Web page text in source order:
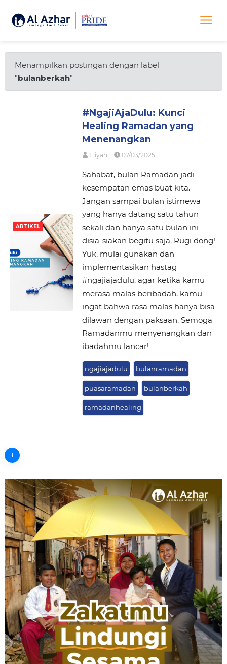
Menampilkan postingan dengan label
"bulanberkah"
ARTIKEL
#NgajiAjaDulu: Kunci
Healing Ramadan yang
Menenangkan
Eliyah 07/03/2025
Sahabat, bulan Ramadan jadi
kesempatan emas buat kita.
Jangan sampai bulan istimewa
yang hanya datang satu tahun
sekali dan hanya satu bulan ini
disia-siakan begitu saja. Rugi dong!
Yuk, mulai gunakan dan
implementasikan hastag
#ngajiajadulu, agar ketika kamu
merasa malas beribadah, kamu
ingat bahwa rasa malas hanya bisa
dilawan dengan paksaan. Semoga
Ramadanmu menyenangkan dan
ibadahmu lancar!
ngajiajadulu bulanramadan
puasaramadan bulanberkah
ramadanhealing
1